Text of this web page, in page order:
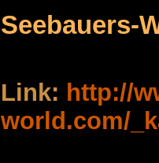
Seebauers-
Link: http://
world.com/